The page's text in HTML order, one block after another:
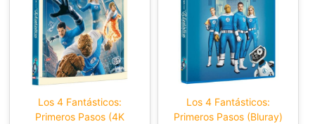
Los 4 Fantásticos:
Primeros Pasos (4K
Los 4 Fantásticos:
Primeros Pasos (Bluray)